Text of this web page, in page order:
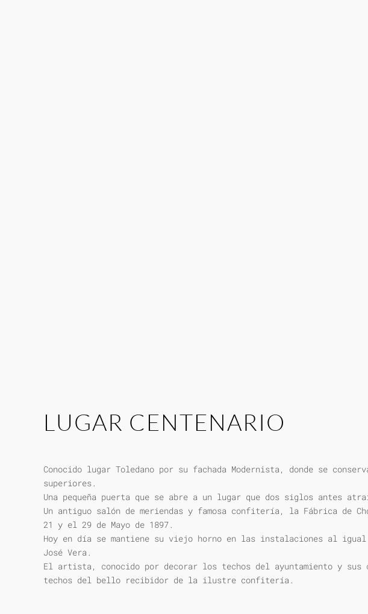
LUGAR CENTENARIO
Conocido lugar Toledano por su fachada Modernista, donde se
superiores.
Una pequeña puerta que se abre a un lugar que dos siglos antes
Un antiguo salón de meriendas y famosa confitería, la Fábrica de
21 y el 29 de Mayo de 1897.
Hoy en día se mantiene su viejo horno en las instalaciones al
José Vera.
El artista, conocido por decorar los techos del ayuntamiento y sus
techos del bello recibidor de la ilustre confitería.